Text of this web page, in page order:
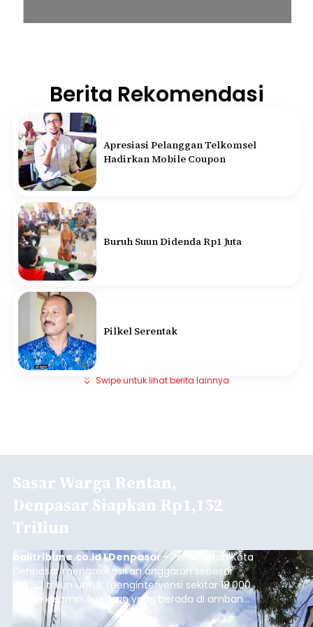
Berita Rekomendasi
Apresiasi Pelanggan Telkomsel
Hadirkan Mobile Coupon
Buruh Suun Didenda Rp1 Juta
Pilkel Serentak
Swipe untuk lihat berita lainnya
Sasar Warga Rentan,
Denpasar Siapkan Rp1,152
Triliun
balitribune.co.id I Denpasar - Pemerintah Kota
Denpasar mengalokasikan anggaran sebesar
Rp1,152 triliun untuk mengintervensi sekitar 18.000
warga kelompok rentan yang berada di ambang
garis kemiskinan. Langkah strategis ini diambil